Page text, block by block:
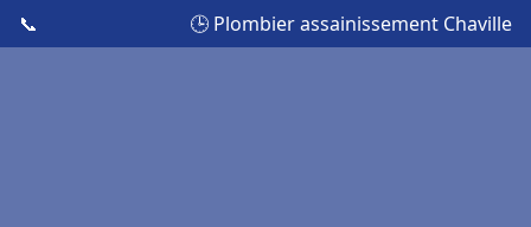
📞 🕒 Plombier assainissement Chaville